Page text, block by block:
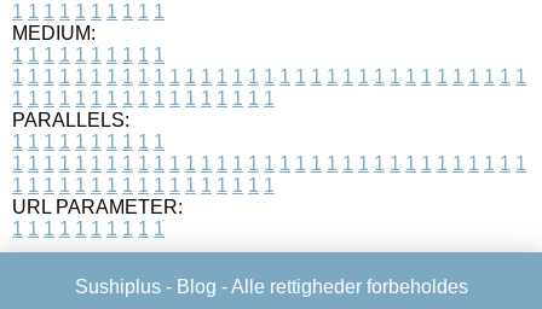
1 1 1 1 1 1 1 1 1 1
MEDIUM:
1 1 1 1 1 1 1 1 1 1
1 1 1 1 1 1 1 1 1 1 1 1 1 1 1 1 1 1 1 1 1 1 1 1 1 1 1 1 1 1 1 1 1
1 1 1 1 1 1 1 1 1 1 1 1 1 1 1 1 1
PARALLELS:
1 1 1 1 1 1 1 1 1 1
1 1 1 1 1 1 1 1 1 1 1 1 1 1 1 1 1 1 1 1 1 1 1 1 1 1 1 1 1 1 1 1 1
1 1 1 1 1 1 1 1 1 1 1 1 1 1 1 1 1
URL PARAMETER:
1 1 1 1 1 1 1 1 1 1
Sushiplus - Blog - Alle rettigheder forbeholdes